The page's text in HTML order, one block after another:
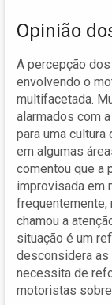
Opinião
A percepção
envolvendo o
multifacetada.
alarmados com
para uma
em algumas
comentou que a
improvisada em
frequentemente,
chamou a
situação é um
desconsidera as
necessita de
motoristas